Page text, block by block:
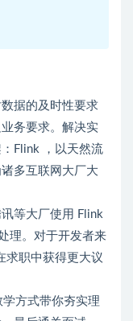
据的及时性要求
务要求。解决实
Flink ，以天然流
多互联网大厂大
等大厂使用 Flink
理。对于开发者来
求职中获得更大议
方式带你夯实理